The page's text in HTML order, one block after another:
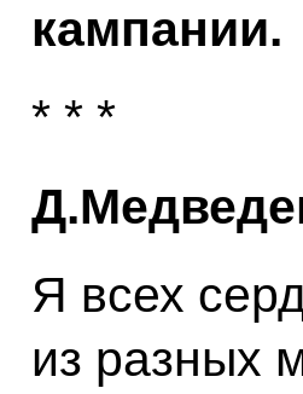
кампании.
* * *
Я всех
из разных